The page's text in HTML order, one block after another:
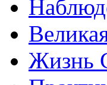
Жизнь